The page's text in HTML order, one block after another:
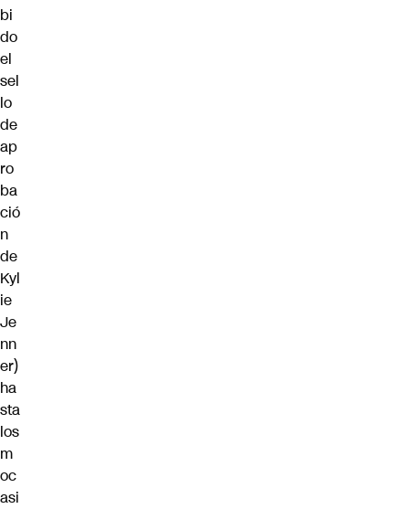
bi
do
el
sel
lo
de
ap
ro
ba
ció
n
de
Kyl
ie
Je
nn
er)
ha
sta
los
m
oc
asi